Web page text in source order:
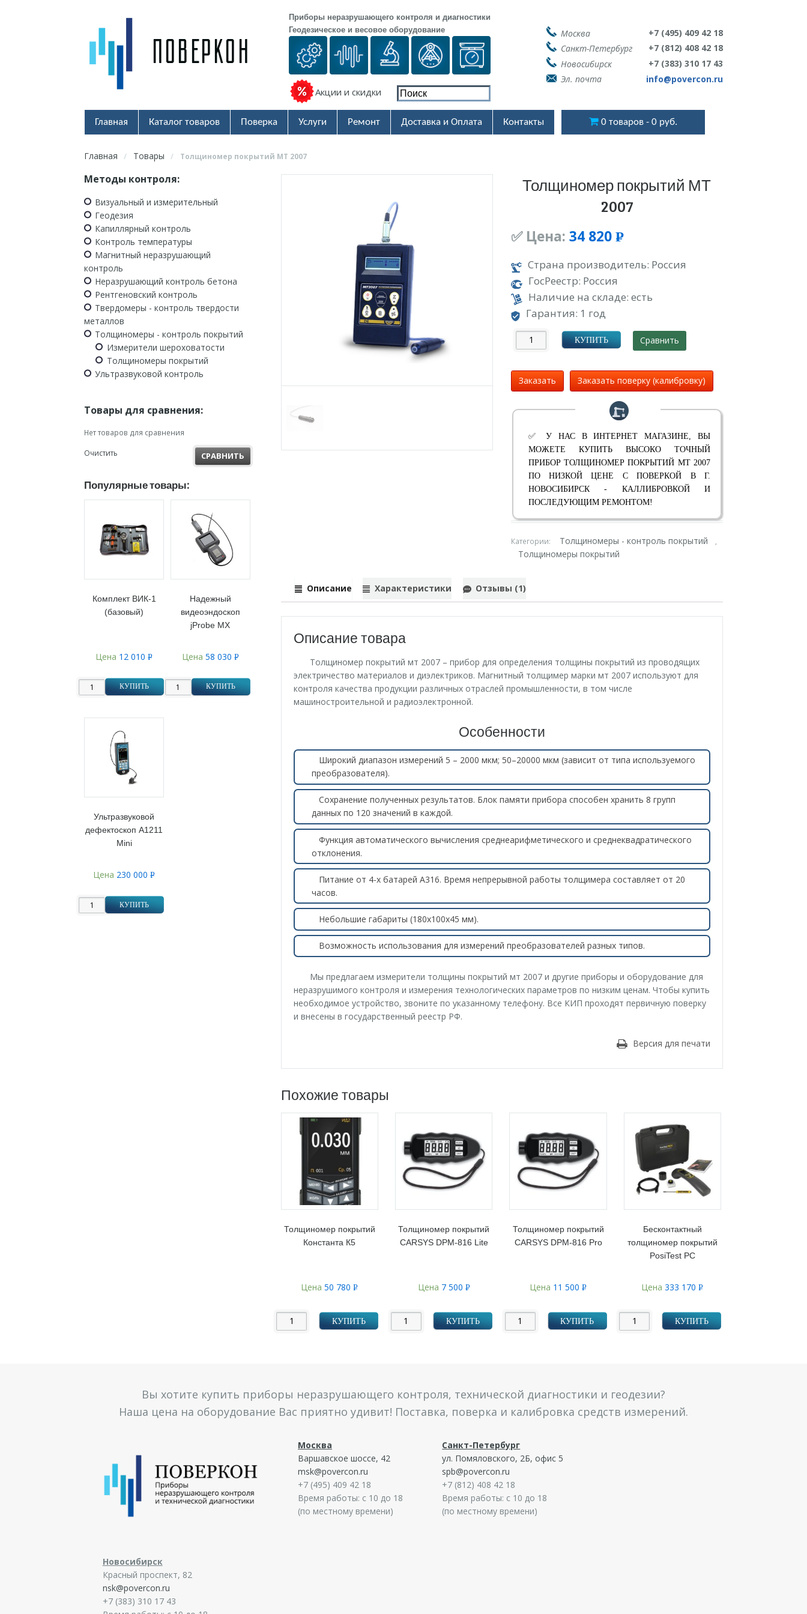
Приборы неразрушающего контроля и диагностики
Геодезическое и весовое оборудование
Акции и скидки
Москва
+7 (495) 409 42 18
Санкт-Петербург
+7 (812) 408 42 18
Новосибирск
+7 (383) 310 17 43
Эл. почта
info@povercon.ru
Главная Каталог товаров Поверка Услуги Ремонт Доставка и Оплата Контакты 0 товаров 0 руб.
Главная / Товары / Толщиномер покрытий МТ 2007
Толщиномер покрытий МТ
2007
✅ Цена: 34 820 Р
УБ.
Страна производитель: Россия
ГосРеестр: Россия
Наличие на складе: есть
Гарантия: 1 год
КУПИТЬ Сравнить
Заказать Заказать поверку (калибровку)
✅ У НАС В ИНТЕРНЕТ МАГАЗИНЕ, ВЫ
МОЖЕТЕ КУПИТЬ ВЫСОКО ТОЧНЫЙ
ПРИБОР ТОЛЩИНОМЕР ПОКРЫТИЙ МТ 2007
ПО НИЗКОЙ ЦЕНЕ С ПОВЕРКОЙ В Г.
НОВОСИБИРСК - КАЛЛИБРОВКОЙ И
ПОСЛЕДУЮЩИМ РЕМОНТОМ!
Категории: Толщиномеры - контроль покрытий ,
Толщиномеры покрытий
Описание Характеристики Отзывы (1)
Описание товара
Толщиномер покрытий мт 2007 – прибор для определения толщины покрытий из проводящих
электричество материалов и диэлектриков. Магнитный толщимер марки мт 2007 используют для
контроля качества продукции различных отраслей промышленности, в том числе
машиностроительной и радиоэлектронной.
Особенности
Широкий диапазон измерений 5 – 2000 мкм; 50–20000 мкм (зависит от типа используемого
преобразователя).
Сохранение полученных результатов. Блок памяти прибора способен хранить 8 групп
данных по 120 значений в каждой.
Функция автоматического вычисления среднеарифметического и среднеквадратического
отклонения.
Питание от 4-х батарей А316. Время непрерывной работы толщимера составляет от 20
часов.
Небольшие габариты (180х100х45 мм).
Возможность использования для измерений преобразователей разных типов.
Мы предлагаем измерители толщины покрытий мт 2007 и другие приборы и оборудование для
неразрушимого контроля и измерения технологических параметров по низким ценам. Чтобы купить
необходимое устройство, звоните по указанному телефону. Все КИП проходят первичную поверку
и внесены в государственный реестр РФ.
Версия для печати
Похожие товары
Толщиномер покрытий
Константа К5
Цена50 780Р
КУПИТЬ
Толщиномер покрытий
CARSYS DPM-816 Lite
Цена 7 500 Р
КУПИТЬ
Толщиномер покрытий
CARSYS DPM-816 Pro
Цена 11 500Р
КУПИТЬ
Бесконтактный
толщиномер покрытий
PosiTest PC
Цена333 170Р
КУПИТЬ
Методы контроля:
Визуальный и измерительный
Геодезия
Капиллярный контроль
Контроль температуры
Магнитный неразрушающий
контроль
Неразрушающий контроль бетона
Рентгеновский контроль
Твердомеры - контроль твердости
металлов
Толщиномеры - контроль покрытий
Измерители шероховатости
Толщиномеры покрытий
Ультразвуковой контроль
Товары для сравнения:
Нет товаров для сравнения
Очистить
СРАВНИТЬ
Популярные товары:
Комплект ВИК-1
(базовый)
Цена 12 010Р
КУПИТЬ
Надежный
видеоэндоскоп
jProbe MX
Цена 58 030 Р
КУПИТЬ
Ультразвуковой
дефектоскоп А1211
Mini
Цена 230 000Р
КУПИТЬ
Вы хотите купить приборы неразрушающего контроля, технической диагностики и геодезии?
Наша цена на оборудование Вас приятно удивит! Поставка, поверка и калибровка средств измерений.
Москва
Варшавское шоссе, 42
msk@povercon.ru
+7 (495) 409 42 18
Время работы: с 10 до 18
(по местному времени)
Санкт-Петербург
ул. Помяловского, 2Б, офис 5
spb@povercon.ru
+7 (812) 408 42 18
Время работы: с 10 до 18
(по местному времени)
Новосибирск
Красный проспект, 82
nsk@povercon.ru
+7 (383) 310 17 43